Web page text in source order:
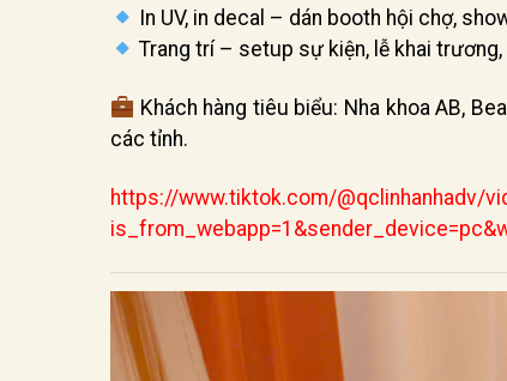
In UV, in decal – dán booth hội chợ,
Trang trí – setup sự kiện, lễ khai
Khách hàng tiêu biểu: Nha khoa AB,
các tỉnh.
https://www.tiktok.com/@qclinhanhadv/